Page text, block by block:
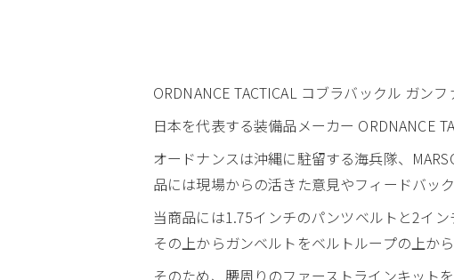
ORDNANCE TACTICAL コブラバックル ガン
日本を代表する装備品メーカー ORDNANCE
オードナンスは沖縄に駐留する海兵隊、
品には現場からの活きた意見やフィードバッ
当商品には1.75インチのパンツベルトと2イ
その上からガンベルトをベルトループの上か
そのため、腰周りのファーストラインキット